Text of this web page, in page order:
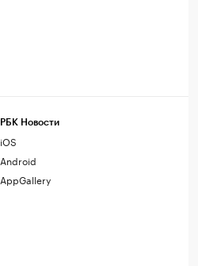
РБК Новости
iOS
Android
AppGallery